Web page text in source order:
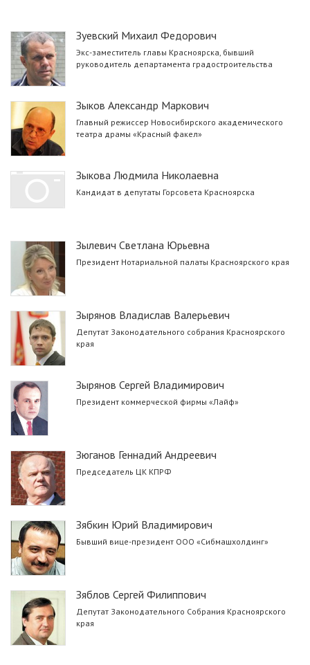
Зуевский Михаил Федорович
Экс-заместитель главы Красноярска, бывший
руководитель департамента градостроительства
Зыков Александр Маркович
Главный режиссер Новосибирского академического
театра драмы «Красный факел»
Зыкова Людмила Николаевна
Кандидат в депутаты Горсовета Красноярска
Зылевич Светлана Юрьевна
Президент Нотариальной палаты Красноярского края
Зырянов Владислав Валерьевич
Депутат Законодательного собрания Красноярского
края
Зырянов Сергей Владимирович
Президент коммерческой фирмы «Лайф»
Зюганов Геннадий Андреевич
Председатель ЦК КПРФ
Зябкин Юрий Владимирович
Бывший вице-президент ООО «Сибмашхолдинг»
Зяблов Сергей Филиппович
Депутат Законодательного Собрания Красноярского
края